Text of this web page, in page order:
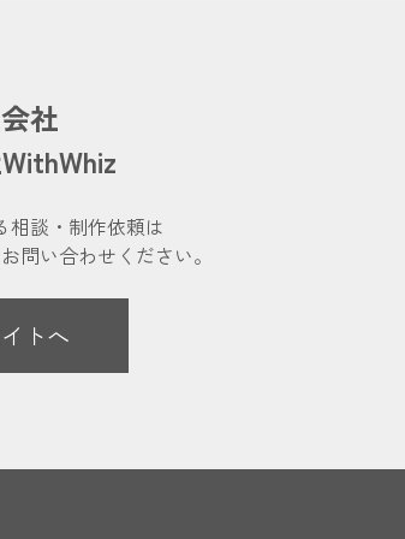
社
相談・制作依頼は
お問い合わせください。
トへ